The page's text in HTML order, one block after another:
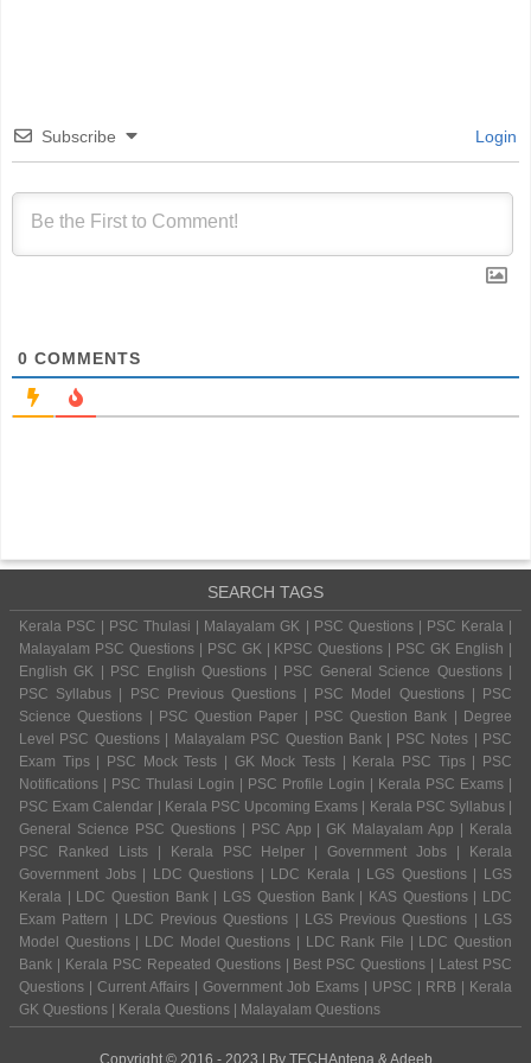
Subscribe Login
0 COMMENTS
SEARCH TAGS
Kerala PSC | PSC Thulasi | Malayalam GK | PSC Questions | PSC Kerala |
Malayalam PSC Questions | PSC GK | KPSC Questions | PSC GK English |
English GK | PSC English Questions | PSC General Science Questions |
PSC Syllabus | PSC Previous Questions | PSC Model Questions | PSC
Science Questions | PSC Question Paper | PSC Question Bank | Degree
Level PSC Questions | Malayalam PSC Question Bank | PSC Notes | PSC
Exam Tips | PSC Mock Tests | GK Mock Tests | Kerala PSC Tips | PSC
Notifications | PSC Thulasi Login | PSC Profile Login | Kerala PSC Exams |
PSC Exam Calendar | Kerala PSC Upcoming Exams | Kerala PSC Syllabus |
General Science PSC Questions | PSC App | GK Malayalam App | Kerala
PSC Ranked Lists | Kerala PSC Helper | Government Jobs | Kerala
Government Jobs | LDC Questions | LDC Kerala | LGS Questions | LGS
Kerala | LDC Question Bank | LGS Question Bank | KAS Questions | LDC
Exam Pattern | LDC Previous Questions | LGS Previous Questions | LGS
Model Questions | LDC Model Questions | LDC Rank File | LDC Question
Bank | Kerala PSC Repeated Questions | Best PSC Questions | Latest PSC
Questions | Current Affairs | Government Job Exams | UPSC | RRB | Kerala
GK Questions | Kerala Questions | Malayalam Questions
Copyright © 2016 - 2023 | By TECHAntena & Adeeb